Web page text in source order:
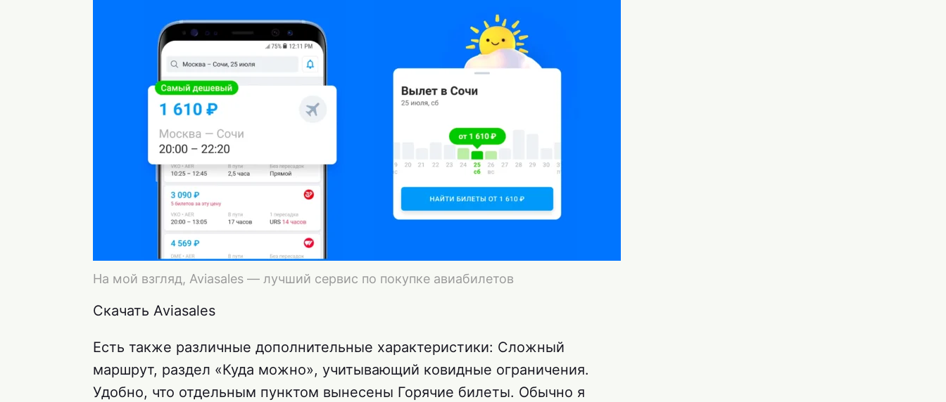
На мой взгляд, Aviasales — лучший сервис по покупке авиабилетов
Скачать Aviasales
Есть также различные дополнительные характеристики: Сложный
маршрут, раздел «Куда можно», учитывающий ковидные ограничения.
Удобно, что отдельным пунктом вынесены Горячие билеты. Обычно я